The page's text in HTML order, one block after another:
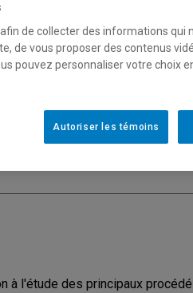
à l'étude des principaux
de collecter des informations qui
de vous proposer des contenus
pouvez personnaliser votre choix
Autoriser les témoins